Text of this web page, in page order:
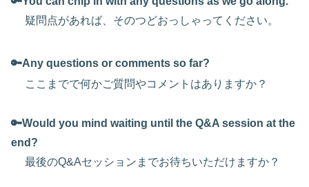
疑問点があれば、そのつどおっしゃってください。
🔑Any questions or comments so far?
ここまでで何かご質問やコメントはありますか？
🔑Would you mind waiting until the Q&A session at the
end?
最後のQ&Aセッションまでお待ちいただけますか？